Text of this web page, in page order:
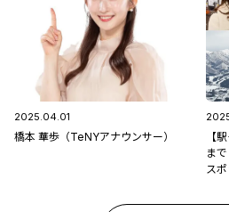
2025.04.01
橋本 華歩（TeNYアナウンサー）
【
ま
ス